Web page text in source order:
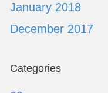
January 2018
December 2017
Categories